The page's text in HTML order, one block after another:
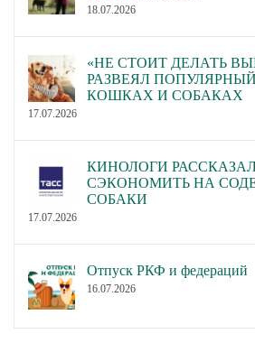
18.07.2026
«НЕ СТОИТ ДЕЛАТЬ
РАЗВЕЯЛ
КОШКАХ И СОБАКАХ
17.07.2026
КИНОЛОГИ
СЭКОНОМИТЬ НА
СОБАКИ
17.07.2026
Отпуск РКФ и федераций
16.07.2026